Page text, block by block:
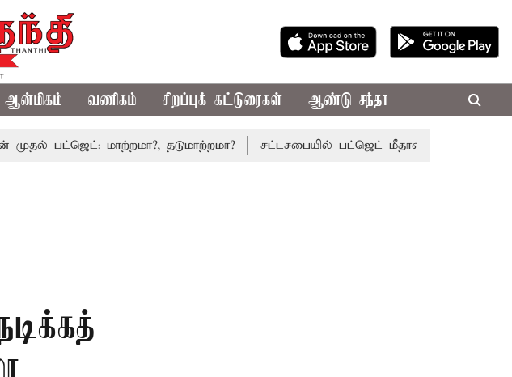
ஆன்மிகம் வணிகம் சிறப்புக் கட்டுரைகள் ஆண்டு சந்தா
மாற்றமா?, தடுமாற்றமா? சட்டசபையில் பட்ஜெட் மீதான விவாதம் இன்று